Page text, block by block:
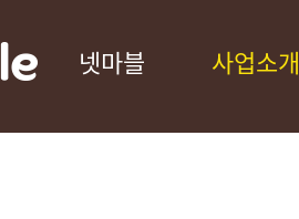
넷마블 사업소개